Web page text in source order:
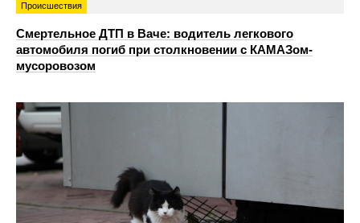
Происшествия
Смертельное ДТП в Ваче: водитель легкового
автомобиля погиб при столкновении с КАМАЗом-
мусоровозом